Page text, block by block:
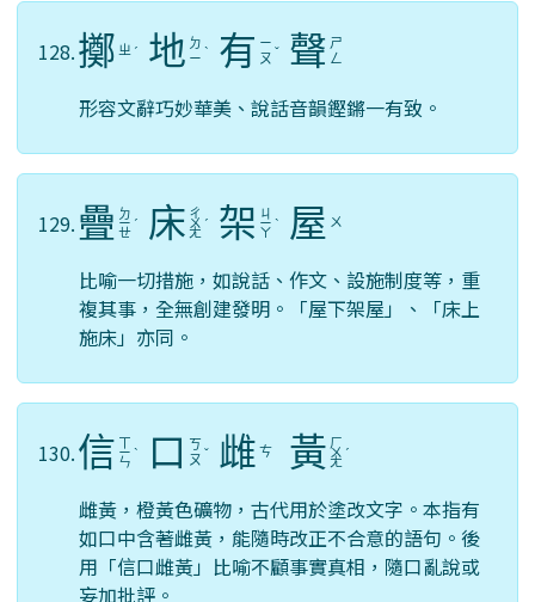
128.擲 ㄓ ˊ 地 ㄉ
ㄧ ˋ 有 ㄧ
ㄡ ˇ 聲 ㄕ
ㄥ
形容文辭巧妙華美、說話音韻鏗鏘一有致。
129. 疊 ㄉ
ㄧ
ㄝ
ˊ 床 ㄔ
ㄨ
ㄤ
ˊ 架 ㄐ
ㄧ
ㄚ
ˋ 屋 ㄨ
比喻一切措施，如說話、作文、設施制度等，重
複其事，全無創建發明。「屋下架屋」、「床上
施床」亦同。
130.信 ㄒ
ㄧ
ㄣ
ˋ 口 ㄎ
ㄡ ˇ 雌 ㄘ 黃 ㄏ
ㄨ
ㄤ
ˊ
雌黃，橙黃色礦物，古代用於塗改文字。本指有
如口中含著雌黃，能隨時改正不合意的語句。後
用「信口雌黃」比喻不顧事實真相，隨口亂說或
妄加批評。